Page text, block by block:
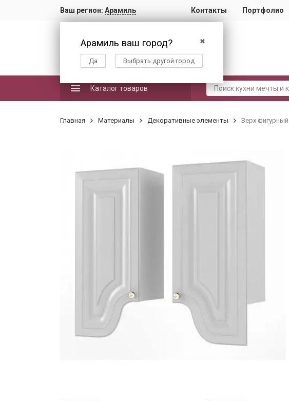
Ваш регион: Арамиль
✖
Арамиль ваш город?
Да Выбрать другой город
Контакты Портфолио
Каталог товаров
Главная Материалы Декоративные элементы Верх фигурный